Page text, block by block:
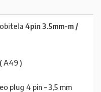
4pin 3.5mm-m /
A49 )
plug 4 pin – 3,5 mm